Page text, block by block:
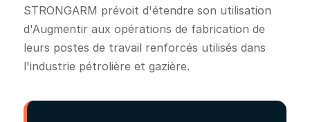
STRONGARM prévoit d'étendre son utilisation
d'Augmentir aux opérations de fabrication de
leurs postes de travail renforcés utilisés dans
l'industrie pétrolière et gazière.